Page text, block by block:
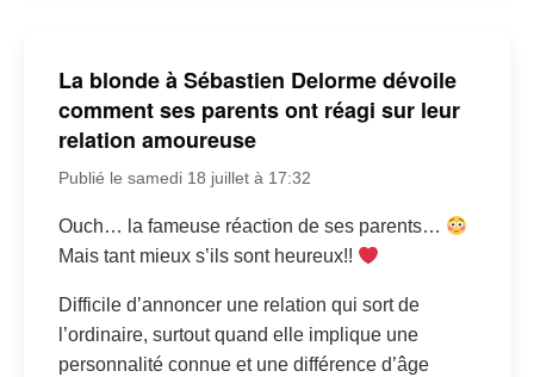
La blonde à Sébastien Delorme dévoile
comment ses parents ont réagi sur leur
relation amoureuse
Publié le samedi 18 juillet à 17:32
Ouch… la fameuse réaction de ses parents…
Mais tant mieux s’ils sont heureux!!
Difficile d’annoncer une relation qui sort de
l’ordinaire, surtout quand elle implique une
personnalité connue et une différence d’âge